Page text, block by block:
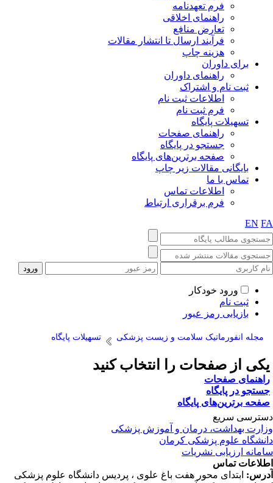
فرم تعهدنامه
راهنمای اخلاقی
تعارض منافع
فرآیند ارسال تا انتشار مقالات
هزینه چاپ
برای داوران
راهنمای داوران
ثبت نام و اشتراک
اطلاعات ثبت نام
فرم ثبت نام
تسهیلات پایگاه
راهنمای صفحات
جستجو در پایگاه
صفحه برترین‌های پایگاه
بایگانی مقالات زیر چاپ
تماس با ما
اطلاعات تماس
فرم برقراری ارتباط
EN
ورود خودکار
ثبت نام
بازیابی رمز عبور
مجله انفورماتیک سلامت و زیست پزشکی تسهیلات پایگاه
از صفحات را انتخاب کنید
صفحات
در پایگاه
برترین‌های پایگاه
سریع
بهداشت، درمان و آموزش پزشکی
علوم پزشکی کرمان
ارزیابی نشریات
تماس
ابتدای محور هفت باغ علوی ، پردیس دانشگاه علوم پزشکی